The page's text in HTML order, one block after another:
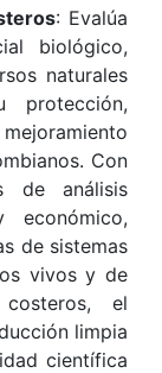
: Evalúa
biológico,
naturales
protección,
Con
de análisis
económico,
de sistemas
vivos y de
el
limpia
científica